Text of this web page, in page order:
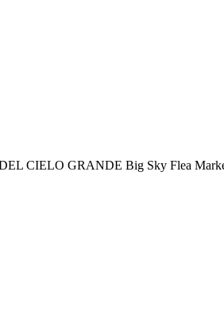
GRANDE Big Sky Flea Market